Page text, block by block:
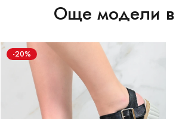
Още модели в
-20%